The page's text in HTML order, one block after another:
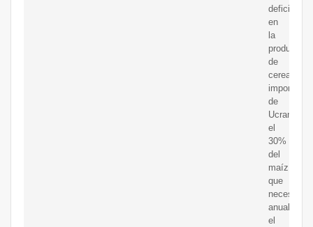
deficitaria
en
la
producción
de
cereales,
importa
de
Ucrania
el
30%
del
maíz
que
necesita
el